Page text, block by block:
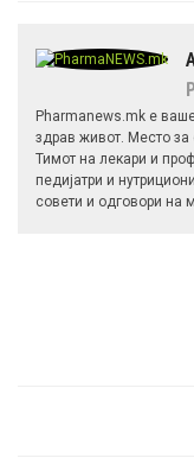
Pharmanews.mk е
здрав живот. Место за
Тимот на лекари и
педијатри и
совети и одговори на